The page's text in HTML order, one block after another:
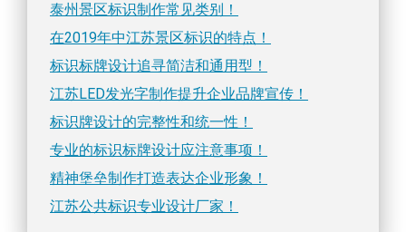
泰州景区标识制作常见类别！
在2019年中江苏景区标识的特点！
标识标牌设计追寻简洁和通用型！
江苏LED发光字制作提升企业品牌宣传！
标识牌设计的完整性和统一性！
专业的标识标牌设计应注意事项！
精神堡垒制作打造表达企业形象！
江苏公共标识专业设计厂家！